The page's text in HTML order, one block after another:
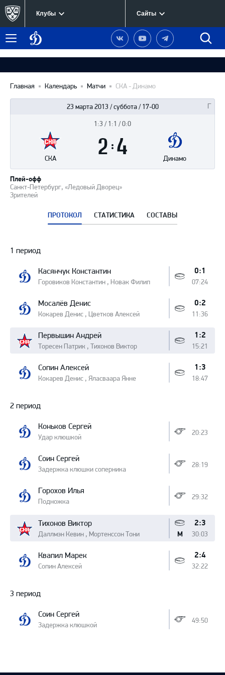
Клубы Сайты
Меню
Динамо
Москва
Наша
группа
Вконтакте
Наш
канал
YouTube
Наш
канал
Telegram
Главная Календарь Матчи СКА - Динамо
23 марта 2013 / суббота / 17-00
Санкт-Петербург, «Ледовый Дворец»
Зрителей
Плей-офф
матча
1:3 / 1:1 / 0:0
СКА Динамо
ПРОТОКОЛ СТАТИСТИКА СОСТАВЫ
Протокол
1 период
Касянчук Константин
Горовиков Константин , Новак Филип
0:1
07:24
Мосалёв Денис
Кокарев Денис , Цветков Алексей
0:2
11:36
Первышин Андрей
Торесен Патрик , Тихонов Виктор
1:2
15:21
Сопин Алексей
Кокарев Денис , Яласваара Янне
1:3
18:47
2 период
Коньков Сергей
Удар клюшкой
20:23
Соин Сергей
Задержка клюшки соперника
28:19
Горохов Илья
Подножка
29:32
Тихонов Виктор
Даллмэн Кевин , Мортенссон Тони
2:3
30:03
М
Квапил Марек
Сопин Алексей
2:4
32:22
3 период
Соин Сергей
Задержка клюшкой
49:50